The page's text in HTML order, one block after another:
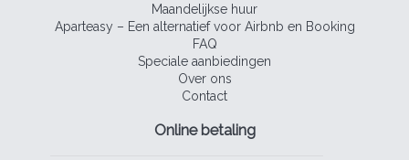
Maandelijkse huur
Aparteasy – Een alternatief voor Airbnb en Booking
FAQ
Speciale aanbiedingen
Over ons
Contact
Online betaling